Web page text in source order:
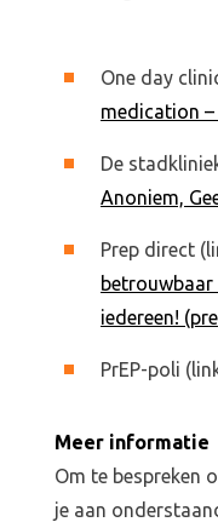
One day
medication –
De
Anoniem,
Prep direct
iedereen!
PrEP-poli
Meer informatie
Om te bespreken
je aan